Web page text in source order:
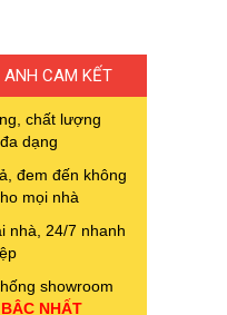
CAM KẾT
chất lượng
dạng
đem đến không
mọi nhà
nhà, 24/7 nhanh
showroom
BẬC NHẤT